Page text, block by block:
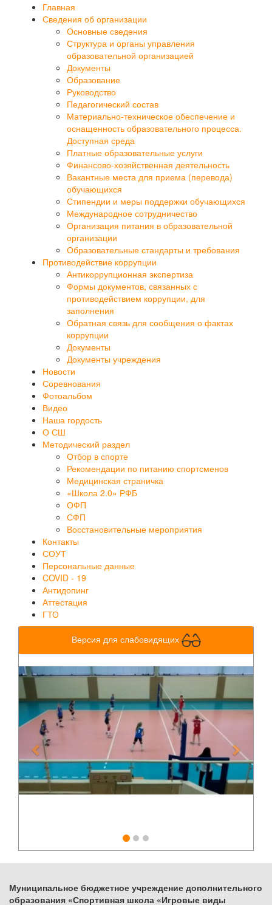
Главная
Сведения об организации
Основные сведения
Структура и органы управления
образовательной организацией
Документы
Образование
Руководство
Педагогический состав
Материально-техническое обеспечение и
оснащенность образовательного процесса.
Доступная среда
Платные образовательные услуги
Финансово-хозяйственная деятельность
Вакантные места для приема (перевода)
обучающихся
Стипендии и меры поддержки обучающихся
Международное сотрудничество
Организация питания в образовательной
организации
Образовательные стандарты и требования
Противодействие коррупции
Антикоррупционная экспертиза
Формы документов, связанных с
противодействием коррупции, для
заполнения
Обратная связь для сообщения о фактах
коррупции
Документы
Документы учреждения
Новости
Соревнования
Фотоальбом
Видео
Наша гордость
О СШ
Методический раздел
Отбор в спорте
Рекомендации по питанию спортсменов
Медицинская страничка
«Школа 2.0» РФБ
ОФП
СФП
Восстановительные мероприятия
Контакты
СОУТ
Персональные данные
COVID - 19
Антидопинг
Аттестация
ГТО
Версия для слабовидящих
Previous Next
Муниципальное бюджетное учреждение дополнительного
образования «Спортивная школа «Игровые виды